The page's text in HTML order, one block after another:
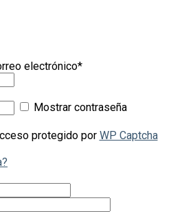
electrónico*
Mostrar contraseña
protegido por WP Captcha